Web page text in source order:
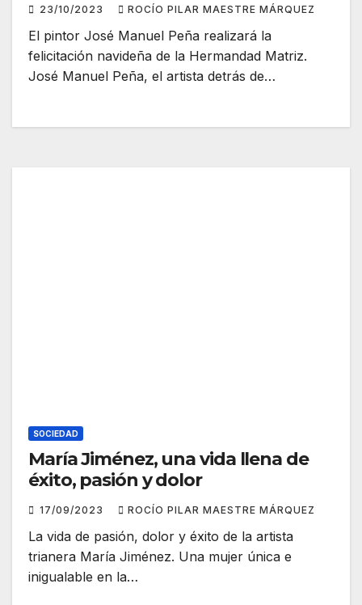
23/10/2023 ROCÍO PILAR MAESTRE MÁRQUEZ
El pintor José Manuel Peña realizará la
felicitación navideña de la Hermandad Matriz.
José Manuel Peña, el artista detrás de…
SOCIEDAD
María Jiménez, una vida llena de
éxito, pasión y dolor
17/09/2023 ROCÍO PILAR MAESTRE MÁRQUEZ
La vida de pasión, dolor y éxito de la artista
trianera María Jiménez. Una mujer única e
inigualable en la…